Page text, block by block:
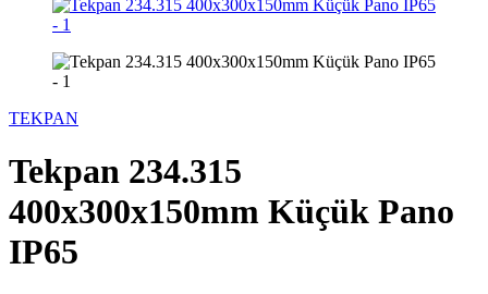
TEKPAN
Tekpan 234.315
400x300x150mm Küçük Pano
IP65